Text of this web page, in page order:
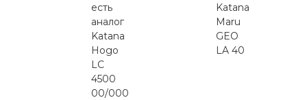
есть
аналог
Katana
Hogo
LC
4500
00/000
Katana
Maru
GEO
LA 40